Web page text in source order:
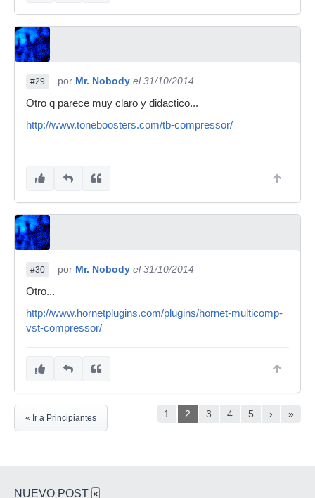
#29 por Mr. Nobody el 31/10/2014
Otro q parece muy claro y didactico...
http://www.toneboosters.com/tb-compressor/
#30 por Mr. Nobody el 31/10/2014
Otro...
http://www.hornetplugins.com/plugins/hornet-multicomp-
vst-compressor/
1 2 3 4 5 › »
« Ir a Principiantes
NUEVO POST ×